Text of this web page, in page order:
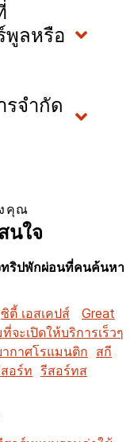
พูลหรือ
รจำกัด
คุณ
นใจ
ทริปพักผ่อนที่คนค้นหา
ซิตี้ เอสเคปส์
Great
จะเปิดให้บริการเร็วๆ
กาศโรแมนติก สกี
อร์ท รีสอร์ทส